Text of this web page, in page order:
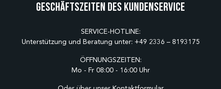
Geschäftszeiten des Kundenservice
SERVICE-HOTLINE:
Unterstützung und Beratung unter: +49 2336 – 8193175
ÖFFNUNGSZEITEN:
Mo - Fr 08:00 - 16:00 Uhr